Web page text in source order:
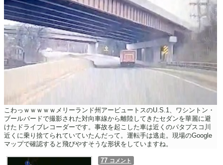
こわっｗｗｗｗｗメリーランド州アービュートスのU.S.1、ワシントン・
ブールバードで撮影された対向車線から離陸してきたセダンを華麗に避
けたドライブレコーダーです。事故を起こした車は近くのパタプスコ川
近くに乗り捨てられていていたんだって。運転手は逃走。現場のGoogle
マップで確認すると飛びやすそうな形状をしていますね。
77 コメント